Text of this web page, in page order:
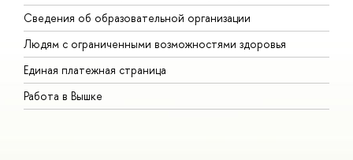
Сведения об образовательной организации
Людям с ограниченными возможностями здоровья
Единая платежная страница
Работа в Вышке